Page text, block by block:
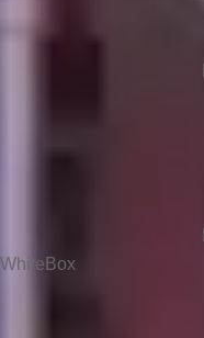
WhiteBox